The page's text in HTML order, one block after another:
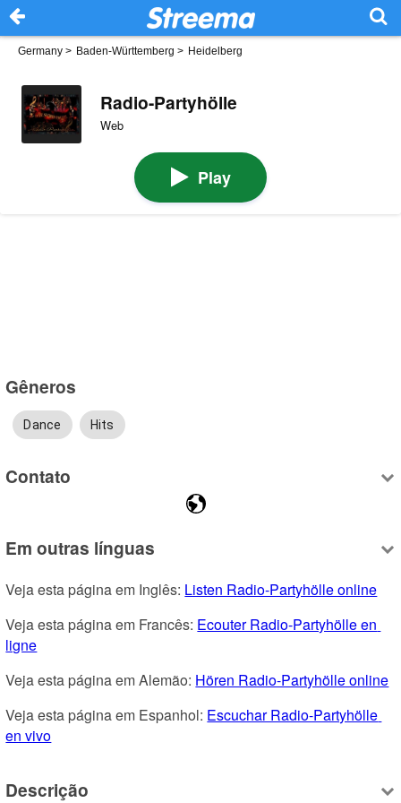
Germany > Baden-Württemberg > Heidelberg
Radio-Partyhölle
Web
Play
Gêneros
Dance Hits
Contato
Em outras línguas
Veja esta página em Inglês: Listen Radio-Partyhölle online
Veja esta página em Francês: Ecouter Radio-Partyhölle en
ligne
Veja esta página em Alemão: Hören Radio-Partyhölle online
Veja esta página em Espanhol: Escuchar Radio-Partyhölle
en vivo
Descrição